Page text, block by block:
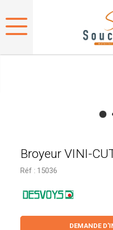
Broyeur VINI-
Réf : 15036
DEMANDE